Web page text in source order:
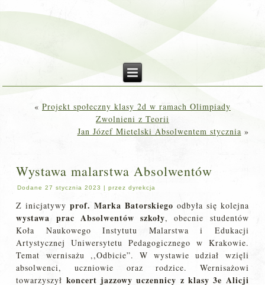
« Projekt społeczny klasy 2d w ramach Olimpiady
Zwolnieni z Teorii
Jan Józef Mietelski Absolwentem stycznia »
Wystawa malarstwa Absolwentów
Dodane 27 stycznia 2023 |przez dyrekcja
Z inicjatywyprof. Marka Batorskiego odbyła się kolejna
wystawa prac Absolwentów szkoły, obecnie studentów
Koła Naukowego Instytutu Malarstwa i Edukacji
Artystycznej Uniwersytetu Pedagogicznego w Krakowie.
Temat wernisażu ,,Odbicie”. W wystawie udział wzięli
absolwenci, uczniowie oraz rodzice. Wernisażowi
towarzyszył koncert jazzowy uczennicy z klasy 3e Alicji